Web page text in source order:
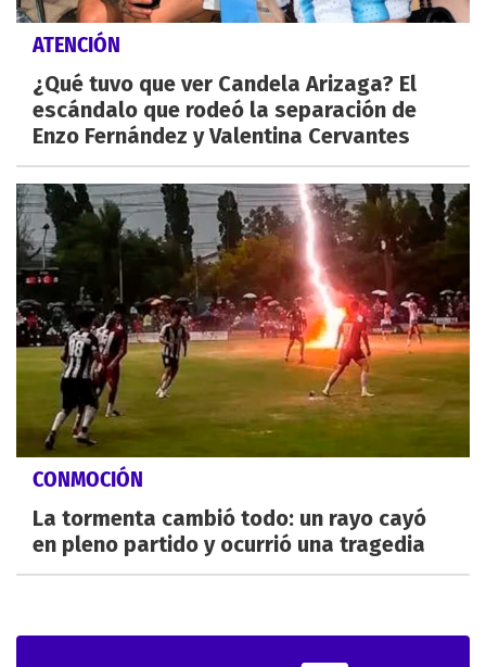
ATENCIÓN
¿Qué tuvo que ver Candela Arizaga? El
escándalo que rodeó la separación de
Enzo Fernández y Valentina Cervantes
CONMOCIÓN
La tormenta cambió todo: un rayo cayó
en pleno partido y ocurrió una tragedia